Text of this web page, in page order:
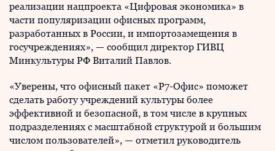
реализации нацпроекта «Цифровая экономика» в
части популяризации офисных программ,
разработанных в России, и импортозамещения в
госучреждениях», — сообщил директор ГИВЦ
Минкультуры РФ Виталий Павлов.
«Уверены, что офисный пакет «Р7-Офис» поможет
сделать работу учреждений культуры более
эффективной и безопасной, в том числе в крупных
подразделениях с масштабной структурой и большим
числом пользователей», — отметил руководитель